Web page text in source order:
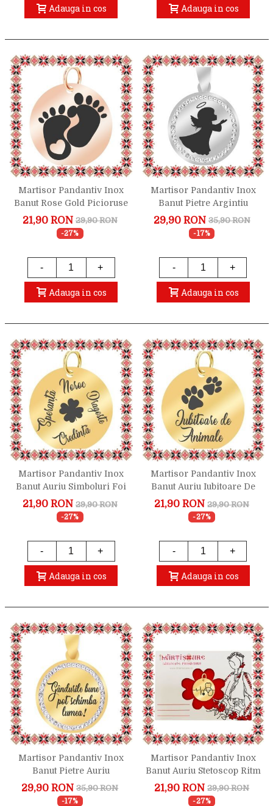
Adauga in cos Adauga in cos
Martisor Pandantiv Inox
Banut Rose Gold Picioruse
Bebelus
21,90 RON 29,90 RON
-27%
- +
Adauga in cos
Martisor Pandantiv Inox
Banut Pietre Argintiu
Ingeras
29,90 RON 35,90 RON
-17%
- +
Adauga in cos
Martisor Pandantiv Inox
Banut Auriu Simboluri Foi
Trifoi
21,90 RON 29,90 RON
-27%
- +
Adauga in cos
Martisor Pandantiv Inox
Banut Auriu Iubitoare De
Animale
21,90 RON 29,90 RON
-27%
- +
Adauga in cos
Martisor Pandantiv Inox
Banut Pietre Auriu
Gandurile Bune
29,90 RON 35,90 RON
-17%
Martisor Pandantiv Inox
Banut Auriu Stetoscop Ritm
Cardiac
21,90 RON 29,90 RON
-27%